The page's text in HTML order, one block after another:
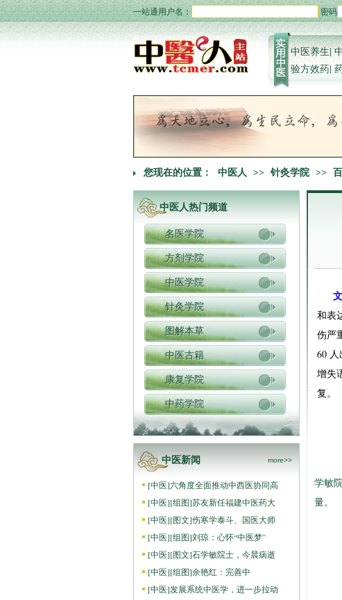
一站通用户名： 密码
中医养生|
验方效药|
您现在的位置： 中医人 >> 针灸学院 >>
中医人热门频道
名医学院
方剂学院
中医学院
针灸学院
图解本草
中医古籍
康复学院
中药学院
中医新闻 more>>
[中医]六角度全面推动中西医协同高
[中医][组图]苏友新任福建中医药大
[中医][图文]伤寒学泰斗、国医大师
[中医][组图]刘琼：心怀“中医梦”
[中医][图文]石学敏院士，今晨病逝
[中医][组图]​余艳红：完善中
[中医]发展系统中医学，进一步拉动
和表
伤严
60
增失
复。
学敏
量。